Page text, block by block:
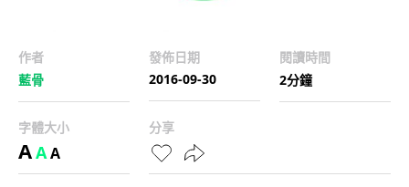
作者
藍骨
發佈日期
2016-09-30
閱讀時間
2分鐘
字體大小
AAA
分享